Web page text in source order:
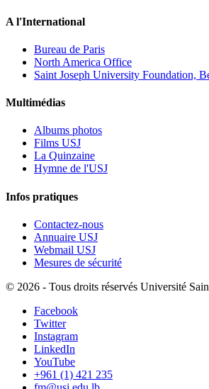
A l'International
Bureau de Paris
North America Office
Saint Joseph University Foundation,
Multimédias
Albums photos
Films USJ
La Quinzaine
Hymne de l'USJ
Infos pratiques
Contactez-nous
Annuaire USJ
Webmail USJ
Mesures de sécurité
© 2026 - Tous droits réservés Université
Facebook
Twitter
Instagram
LinkedIn
YouTube
+961 (1) 421 235